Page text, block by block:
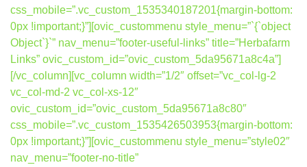
css_mobile=”.vc_custom_1535340187201{margin-bottom:
0px !important;}”][ovic_custommenu style_menu=”`{`object
Object`}`” nav_menu=”footer-useful-links” title=”Herbafarm
Links” ovic_custom_id=”ovic_custom_5da95671a8c4a”]
[/vc_column][vc_column width=”1/2″ offset=”vc_col-lg-2
vc_col-md-2 vc_col-xs-12″
ovic_custom_id=”ovic_custom_5da95671a8c80″
css_mobile=”.vc_custom_1535426503953{margin-bottom:
0px !important;}”][ovic_custommenu style_menu=”style02″
nav_menu=”footer-no-title”